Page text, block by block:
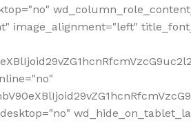
image_alignment="left"